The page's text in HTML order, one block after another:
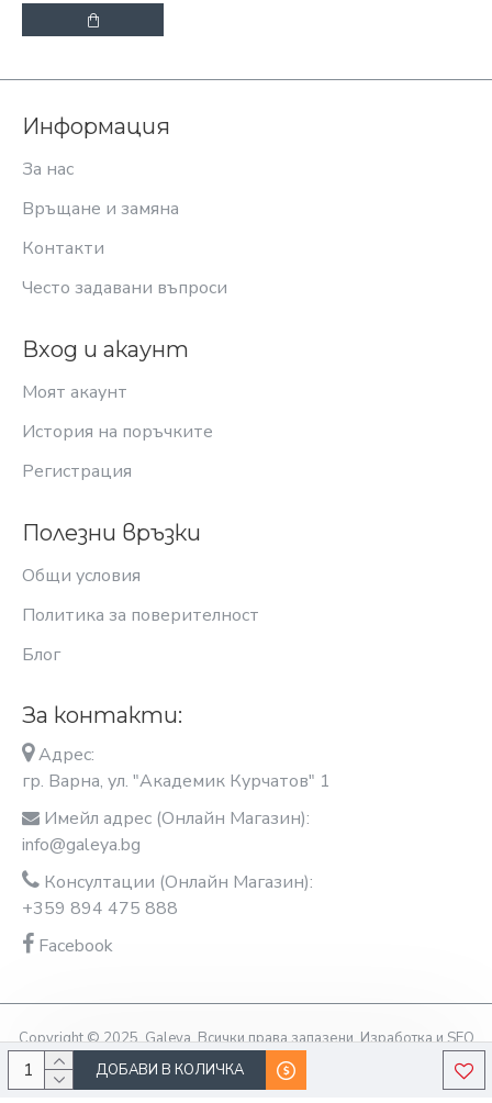
ДОБАВИ В КОЛИЧКА
Информация
За нас
Връщане и замяна
Контакти
Често задавани въпроси
Вход и акаунт
Моят акаунт
История на поръчките
Регистрация
Полезни връзки
Общи условия
Политика за поверителност
Блог
За контакти:
Адрес:
гр. Варна, ул. "Академик Курчатов" 1
Имейл адрес (Онлайн Магазин):
info@galeya.bg
Консултации (Онлайн Магазин):
+359 894 475 888
Facebook
Copyright © 2025, Galeya, Всички права запазени. Изработка и SEO
оптимизация OptimiziraiMe.bg